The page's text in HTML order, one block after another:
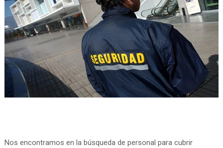
Nos encontramos en la búsqueda de personal para cubrir